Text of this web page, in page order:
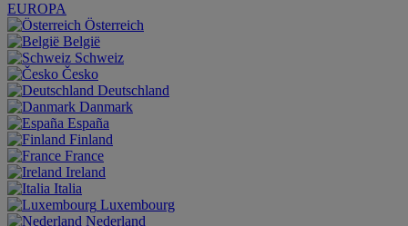
EUROPA
Österreich
België
Schweiz
Česko
Deutschland
Danmark
España
Finland
France
Ireland
Italia
Luxembourg
Nederland